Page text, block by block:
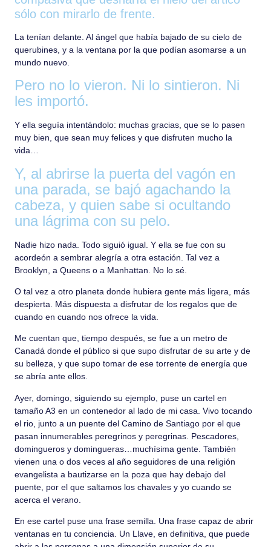
sólo con mirarlo de frente.
La tenían delante. Al ángel que había bajado de su cielo de
querubines, y a la ventana por la que podían asomarse a un
mundo nuevo.
Pero no lo vieron. Ni lo sintieron. Ni
les importó.
Y ella seguía intentándolo: muchas gracias, que se lo pasen
muy bien, que sean muy felices y que disfruten mucho la
vida…
Y, al abrirse la puerta del vagón en
una parada, se bajó agachando la
cabeza, y quien sabe si ocultando
una lágrima con su pelo.
Nadie hizo nada. Todo siguió igual. Y ella se fue con su
acordeón a sembrar alegría a otra estación. Tal vez a
Brooklyn, a Queens o a Manhattan. No lo sé.
O tal vez a otro planeta donde hubiera gente más ligera, más
despierta. Más dispuesta a disfrutar de los regalos que de
cuando en cuando nos ofrece la vida.
Me cuentan que, tiempo después, se fue a un metro de
Canadá donde el público si que supo disfrutar de su arte y de
su belleza, y que supo tomar de ese torrente de energía que
se abría ante ellos.
Ayer, domingo, siguiendo su ejemplo, puse un cartel en
tamaño A3 en un contenedor al lado de mi casa. Vivo tocando
el rio, junto a un puente del Camino de Santiago por el que
pasan innumerables peregrinos y peregrinas. Pescadores,
domingueros y domingueras…muchísima gente. También
vienen una o dos veces al año seguidores de una religión
evangelista a bautizarse en la poza que hay debajo del
puente, por el que saltamos los chavales y yo cuando se
acerca el verano.
En ese cartel puse una frase semilla. Una frase capaz de abrir
ventanas en tu conciencia. Un Llave, en definitiva, que puede